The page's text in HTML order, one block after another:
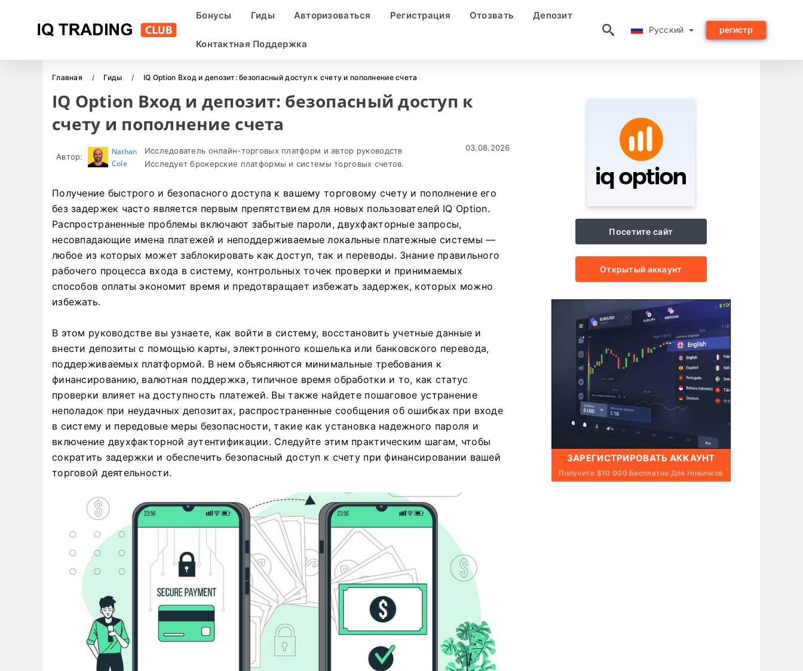
Бонусы Гиды Авторизоваться Регистрация Отозвать Депозит
Контактная Поддержка
Русский регистр
Главная Гиды IQ Option Вход и депозит: безопасный доступ к счету и пополнение счета
IQ Option Вход и депозит: безопасный доступ к
счету и пополнение счета
Автор:
Nathan
Cole
Исследователь онлайн-торговых платформ и автор руководств
Исследует брокерские платформы и системы торговых счетов.
03.08.2026
Получение быстрого и безопасного доступа к вашему торговому счету и пополнение его
без задержек часто является первым препятствием для новых пользователей IQ Option.
Распространенные проблемы включают забытые пароли, двухфакторные запросы,
несовпадающие имена платежей и неподдерживаемые локальные платежные системы —
любое из которых может заблокировать как доступ, так и переводы. Знание правильного
рабочего процесса входа в систему, контрольных точек проверки и принимаемых
способов оплаты экономит время и предотвращает избежать задержек, которых можно
избежать.
В этом руководстве вы узнаете, как войти в систему, восстановить учетные данные и
внести депозиты с помощью карты, электронного кошелька или банковского перевода,
поддерживаемых платформой. В нем объясняются минимальные требования к
финансированию, валютная поддержка, типичное время обработки и то, как статус
проверки влияет на доступность платежей. Вы также найдете пошаговое устранение
неполадок при неудачных депозитах, распространенные сообщения об ошибках при входе
в систему и передовые меры безопасности, такие как установка надежного пароля и
включение двухфакторной аутентификации. Следуйте этим практическим шагам, чтобы
сократить задержки и обеспечить безопасный доступ к счету при финансировании вашей
торговой деятельности.
Посетите сайт
Открытый аккаунт
ЗАРЕГИСТРИРОВАТЬ АККАУНТ
Получите $10 000 Бесплатно Для Новичков